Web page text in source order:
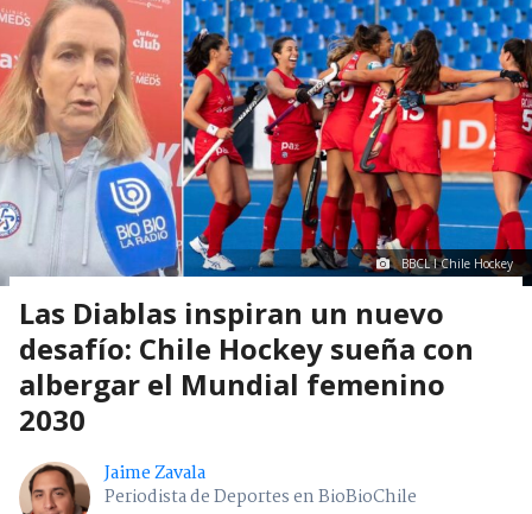
BBCL I Chile Hockey
Las Diablas inspiran un nuevo
desafío: Chile Hockey sueña con
albergar el Mundial femenino
2030
Jaime Zavala
Periodista de Deportes en BioBioChile